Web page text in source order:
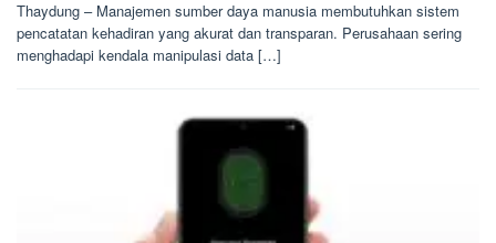
Thaydung – Manajemen sumber daya manusia membutuhkan sistem
pencatatan kehadiran yang akurat dan transparan. Perusahaan sering
menghadapi kendala manipulasi data […]